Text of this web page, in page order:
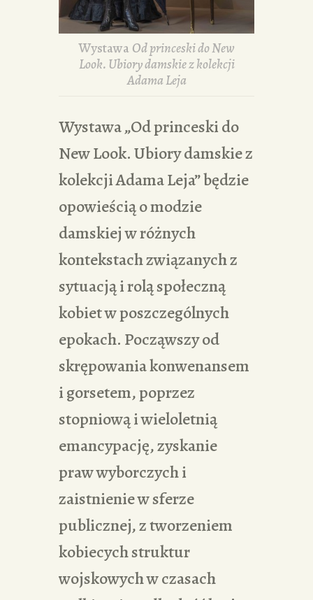
Wystawa Od princeski do New
Look. Ubiory damskie z kolekcji
Adama Leja
Wystawa „Od princeski do
New Look. Ubiory damskie z
kolekcji Adama Leja” będzie
opowieścią o modzie
damskiej w różnych
kontekstach związanych z
sytuacją i rolą społeczną
kobiet w poszczególnych
epokach. Począwszy od
skrępowania konwenansem
i gorsetem, poprzez
stopniową i wieloletnią
emancypację, zyskanie
praw wyborczych i
zaistnienie w sferze
publicznej, z tworzeniem
kobiecych struktur
wojskowych w czasach